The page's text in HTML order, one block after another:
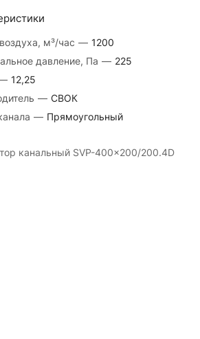
м³/час — 1200
давление, Па — 225
12,25
— СВОК
— Прямоугольный
канальный SVP-400×200/200.4D